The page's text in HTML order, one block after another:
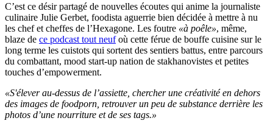
C’est ce désir partagé de nouvelles écoutes qui anime la journaliste
culinaire Julie Gerbet, foodista aguerrie bien décidée à mettre à nu
les chef et cheffes de l’Hexagone. Les foutre «à poêle», même,
blaze de ce podcast tout neufoù cette férue de bouffe cuisine sur le
long terme les cuistots qui sortent des sentiers battus, entre parcours
du combattant, mood start-up nation de stakhanovistes et petites
touches d’empowerment.
«S'élever au-dessus de l’assiette, chercher une créativité en dehors
des images de foodporn, retrouver un peu de substance derrière les
photos d’une nourriture et de ses tags.»